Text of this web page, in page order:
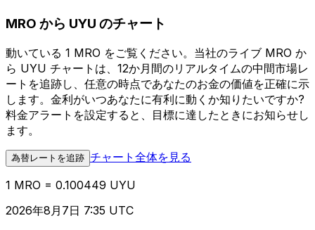
MRO から UYU のチャート
動いている 1 MRO をご覧ください。当社のライブ MRO か
ら UYU チャートは、12か月間のリアルタイムの中間市場レ
ートを追跡し、任意の時点であなたのお金の価値を正確に示
します。金利がいつあなたに有利に動くか知りたいですか?
料金アラートを設定すると、目標に達したときにお知らせし
ます。
為替レートを追跡 チャート全体を見る
1 MRO = 0.100449 UYU
2026年8月7日 7:35 UTC